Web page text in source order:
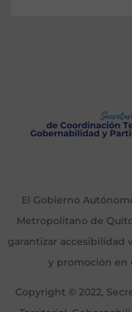
El Gobierno
Metropolitano de
garantizar accesibilidad
y promoción en
Copyright © 2022,